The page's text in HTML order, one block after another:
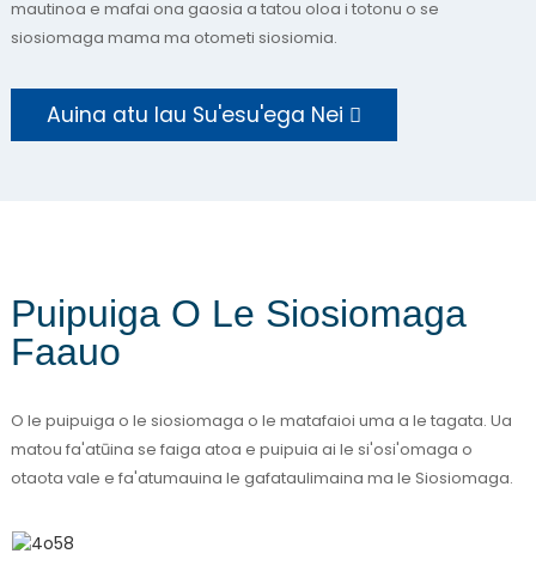
mautinoa e mafai ona gaosia a tatou oloa i totonu o se
siosiomaga mama ma otometi siosiomia.
Auina atu lau Su'esu'ega Nei
Puipuiga O Le Siosiomaga
Faauo
O le puipuiga o le siosiomaga o le matafaioi uma a le tagata. Ua
matou fa'atūina se faiga atoa e puipuia ai le si'osi'omaga o
otaota vale e fa'atumauina le gafataulimaina ma le Siosiomaga.